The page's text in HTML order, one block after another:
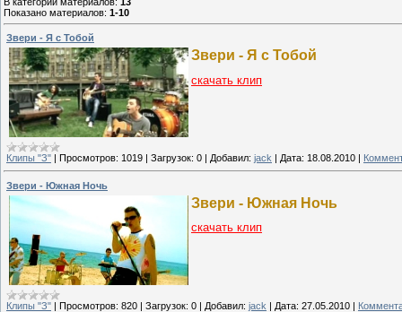
Показано материалов: 1-10
Звери - Я с Тобой
Звери - Я с Тобой
скачать клип
Клипы "З" | Просмотров: 1019 | Загрузок: 0 | Добавил: jack | Дата: 18.08.2010 |
Звери - Южная Ночь
Звери - Южная Ночь
скачать клип
Клипы "З" | Просмотров: 820 | Загрузок: 0 | Добавил: jack | Дата: 27.05.2010 |